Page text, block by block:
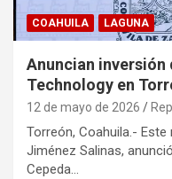
COAHUILA LAGUNA
Anuncian inversión
Technology en
12 de mayo de 2026
Torreón, Coahuila.-
Jiménez Salinas,
Cepeda…